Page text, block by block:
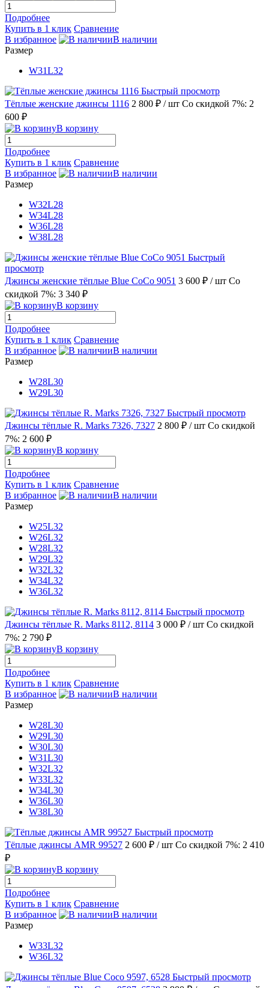
Подробнее
Купить в 1 клик Сравнение
В избранное
В наличии
Размер
W31L32
Быстрый просмотр
Тёплые женские джинсы 1116 2 800 ₽ / шт Со скидкой 7%: 2
600 ₽
В корзину
Подробнее
Купить в 1 клик Сравнение
В избранное
В наличии
Размер
W32L28
W34L28
W36L28
W38L28
Быстрый
просмотр
Джинсы женские тёплые Blue CoCo 9051 3 600 ₽ / шт Со
скидкой 7%: 3 340 ₽
В корзину
Подробнее
Купить в 1 клик Сравнение
В избранное
В наличии
Размер
W28L30
W29L30
Быстрый просмотр
Джинсы тёплые R. Marks 7326, 7327 2 800 ₽ / шт Со скидкой
7%: 2 600 ₽
В корзину
Подробнее
Купить в 1 клик Сравнение
В избранное
В наличии
Размер
W25L32
W26L32
W28L32
W29L32
W32L32
W34L32
W36L32
Быстрый просмотр
Джинсы тёплые R. Marks 8112, 8114 3 000 ₽ / шт Со скидкой
7%: 2 790 ₽
В корзину
Подробнее
Купить в 1 клик Сравнение
В избранное
В наличии
Размер
W28L30
W29L30
W30L30
W31L30
W32L32
W33L32
W34L30
W36L30
W38L30
Быстрый просмотр
Тёплые джинсы AMR 99527 2 600 ₽ / шт Со скидкой 7%: 2 410
₽
В корзину
Подробнее
Купить в 1 клик Сравнение
В избранное
В наличии
Размер
W33L32
W36L32
Быстрый просмотр